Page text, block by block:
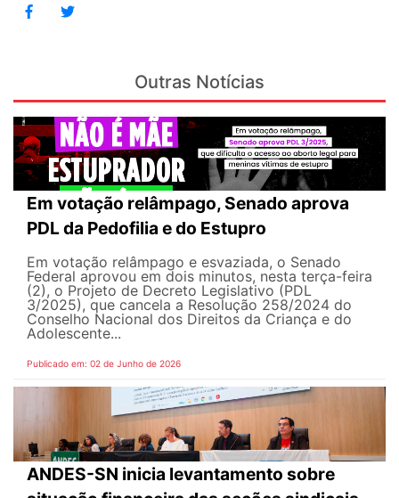
Outras Notícias
Em votação relâmpago, Senado aprova
PDL da Pedofilia e do Estupro
Em votação relâmpago e esvaziada, o Senado
Federal aprovou em dois minutos, nesta terça-feira
(2), o Projeto de Decreto Legislativo (PDL
3/2025), que cancela a Resolução 258/2024 do
Conselho Nacional dos Direitos da Criança e do
Adolescente...
Publicado em: 02 de Junho de 2026
ANDES-SN inicia levantamento sobre